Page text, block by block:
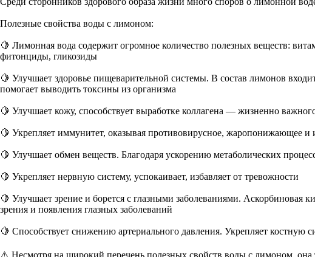
Полезные свойства воды с лимоном:
🍋 Лимонная вода содержит огромное количество полезных веществ:
фитонциды, гликозиды
🍋 Улучшает здоровье пищеварительной системы. В состав лимонов
помогает выводить токсины из организма
🍋 Улучшает кожу, способствует выработке коллагена — жизненно
🍋 Укрепляет иммунитет, оказывая противовирусное, жаропонижающее
🍋 Улучшает обмен веществ. Благодаря ускорению метаболических
🍋 Укрепляет нервную систему, успокаивает, избавляет от тревожности
🍋 Улучшает зрение и борется с глазными заболеваниями. Аскорбиновая
зрения и появления глазных заболеваний
🍋 Способствует снижению артериального давления. Укрепляет костную
⚠️ Несмотря на широкий перечень полезных свойств воды с лимоном,